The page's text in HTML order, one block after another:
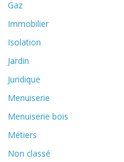
Gaz
Immobilier
Isolation
Jardin
Juridique
Menuiserie
Menuiserie bois
Métiers
Non classé